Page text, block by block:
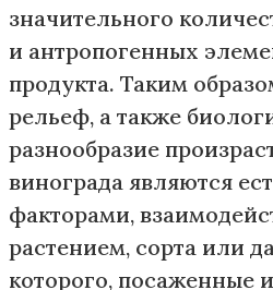
значительного
и антропогенных
продукта. Таким
рельеф, а также
разнообразие
винограда являются
факторами,
растением, сорта или
которого, посаженные